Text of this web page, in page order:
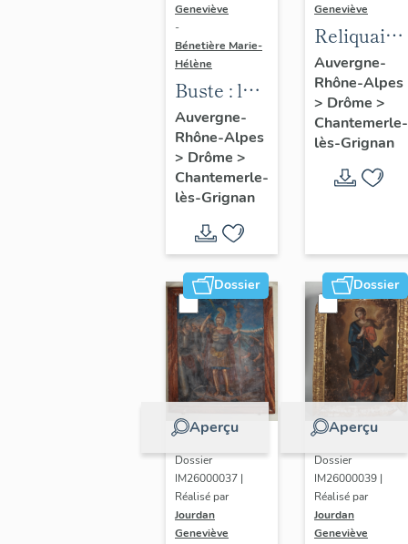
Geneviève
-
Bénetière Marie-
Hélène
Buste : la
République
Auvergne-
Rhône-Alpes
> Drôme >
Chantemerle-
lès-Grignan
Geneviève
Reliquaire-
de Saint-
Maurice
Auvergne-
Rhône-Alpes
> Drôme >
Chantemerle-
lès-Grignan
Dossier
Aperçu
Dossier
IM26000037 |
Réalisé par
Jourdan
Geneviève
Dossier
Aperçu
Dossier
IM26000039 |
Réalisé par
Jourdan
Geneviève